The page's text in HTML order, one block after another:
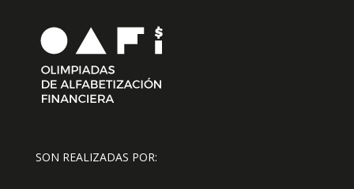
SON REALIZADAS POR: